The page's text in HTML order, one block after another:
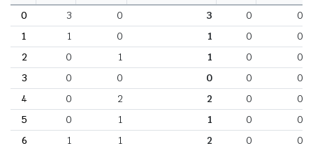
0
3 0 3 0
0
1
1 0 1 0
0
2
0 1 1 0
0
3
0 0 0 0
0
4
0 2 2 0
0
5
0 1 1 0
0
6
1 1 2 0
0